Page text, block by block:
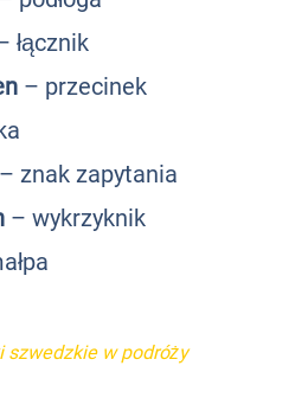
łącznik
– przecinek
znak zapytania
– wykrzyknik
szwedzkie w podróży